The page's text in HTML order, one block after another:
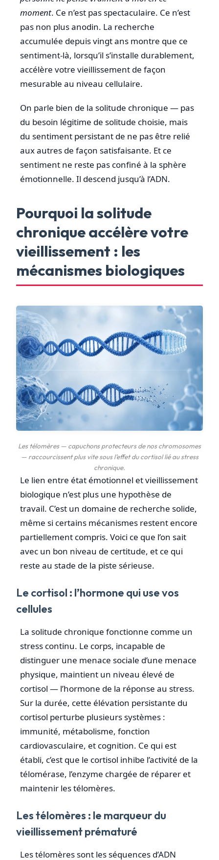
moment. Ce n’est pas spectaculaire. Ce n’est
pas non plus anodin. La recherche
accumulée depuis vingt ans montre que ce
sentiment-là, lorsqu’il s’installe durablement,
accélère votre vieillissement de façon
mesurable au niveau cellulaire.
On parle bien de la solitude chronique — pas
du besoin légitime de solitude choisie, mais
du sentiment persistant de ne pas être relié
aux autres de façon satisfaisante. Et ce
sentiment ne reste pas confiné à la sphère
émotionnelle. Il descend jusqu’à l’ADN.
Pourquoi la solitude
chronique accélère votre
vieillissement : les
mécanismes biologiques
Les télomères — capuchons protecteurs de nos chromosomes
— raccourcissent plus vite sous l’effet du cortisol lié au stress
chronique.
Le lien entre état émotionnel et vieillissement
biologique n’est plus une hypothèse de
travail. C’est un domaine de recherche solide,
même si certains mécanismes restent encore
partiellement compris. Voici ce que l’on sait
avec un bon niveau de certitude, et ce qui
reste au stade de la piste sérieuse.
Le cortisol : l’hormone qui use vos
cellules
La solitude chronique fonctionne comme un
stress continu. Le corps, incapable de
distinguer une menace sociale d’une menace
physique, maintient un niveau élevé de
cortisol — l’hormone de la réponse au stress.
Sur la durée, cette élévation persistante du
cortisol perturbe plusieurs systèmes :
immunité, métabolisme, fonction
cardiovasculaire, et cognition. Ce qui est
établi, c’est que le cortisol inhibe l’activité de la
télomérase, l’enzyme chargée de réparer et
maintenir les télomères.
Les télomères : le marqueur du
vieillissement prématuré
Les télomères sont les séquences d’ADN